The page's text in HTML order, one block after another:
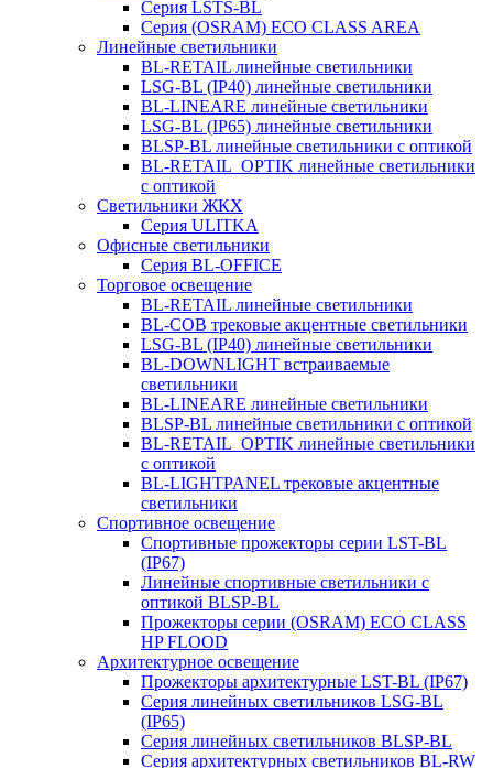
Серия LSTS-BL
Серия (ОSRAM) ECO CLASS AREA
Линейные светильники
BL-RETAIL линейные светильники
LSG-BL (IP40) линейные светильники
BL-LINEARE линейные светильники
LSG-BL (IP65) линейные светильники
BLSP-BL линейные светильники с оптикой
BL-RETAIL_OPTIK линейные светильники
с оптикой
Светильники ЖКХ
Серия ULITKA
Офисные светильники
Серия BL-OFFICE
Торговое освещение
BL-RETAIL линейные светильники
BL-COB трековые акцентные светильники
LSG-BL (IP40) линейные светильники
BL-DOWNLIGHT встраиваемые
светильники
BL-LINEARE линейные светильники
BLSP-BL линейные светильники с оптикой
BL-RETAIL_OPTIK линейные светильники
с оптикой
BL-LIGHTPANEL трековые акцентные
светильники
Спортивное освещение
Спортивные прожекторы серии LST-BL
(IP67)
Линейные спортивные светильники с
оптикой BLSP-BL
Прожекторы серии (OSRAM) ECO CLASS
HP FLOOD
Архитектурное освещение
Прожекторы архитектурные LST-BL (IP67)
Серия линейных светильников LSG-BL
(IP65)
Серия линейных светильников BLSP-BL
Серия архитектурных светильников BL-RW